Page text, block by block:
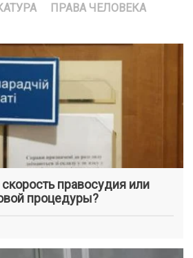
ПРАВА ЧЕЛОВЕКА
правосудия или
процедуры?